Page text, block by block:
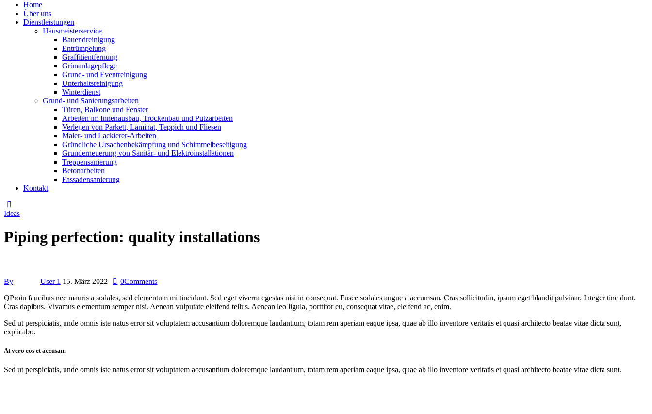
Home
Über uns
Dienstleistungen
Hausmeisterservice
Bauendreinigung
Entrümpelung
Graffitientfernung
Grünanlagepflege
Grund- und Eventreinigung
Unterhaltsreinigung
Winterdienst
Grund- und Sanierungsarbeiten
Türen, Balkone und Fenster
Arbeiten im Innenausbau, Trockenbau und Putzarbeiten
Verlegen von Parkett, Laminat, Teppich und Fliesen
Maler- und Lackierer-Arbeiten
Gründliche Ursachenbekämpfung und Schimmelbeseitigung
Grunderneuerung von Sanitär- und Elektroinstallationen
Treppensanierung
Betonarbeiten
Fassadensanierung
Kontakt
Ideas
Piping perfection: quality installations
By User 1 15. März 2022 0Comments
QProin faucibus nec mauris a sodales, sed elementum mi tincidunt. Sed eget viverra egestas nisi in consequat. Fusce sodales augue a accumsan. Cras sollicitudin, ipsum eget blandit pulvinar. Integer tincidunt.
Cras dapibus. Vivamus elementum semper nisi. Aenean vulputate eleifend tellus. Aenean leo ligula, porttitor eu, consequat vitae, eleifend ac, enim.
Sed ut perspiciatis, unde omnis iste natus error sit voluptatem accusantium doloremque laudantium, totam rem aperiam eaque ipsa, quae ab illo inventore veritatis et quasi architecto beatae vitae dicta sunt,
explicabo.
At vero eos et accusam
Sed ut perspiciatis, unde omnis iste natus error sit voluptatem accusantium doloremque laudantium, totam rem aperiam eaque ipsa, quae ab illo inventore veritatis et quasi architecto beatae vitae dicta sunt.